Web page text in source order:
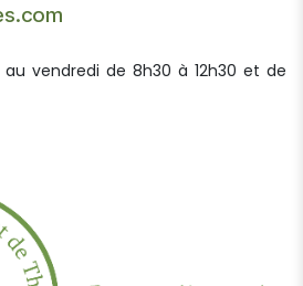
vendredi de 8h30 à 12h30 et de